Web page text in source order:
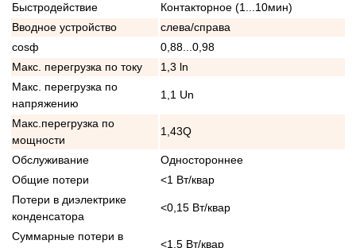
Быстродействие
Контакторное (1...10мин)
Вводное устройство
слева/справа
cosф
0,88...0,98
Макс. перегрузка по току
1,3 ln
Макс. перегрузка по
напряжению
1,1 Un
Макс.перегрузка по
мощности
1,43Q
Обслуживание
Одностороннее
Общие потери
<1 Вт/квар
Потери в диэлектрике
конденсатора
<0,15 Вт/квар
Суммарные потери в
<1,5 Вт/квар